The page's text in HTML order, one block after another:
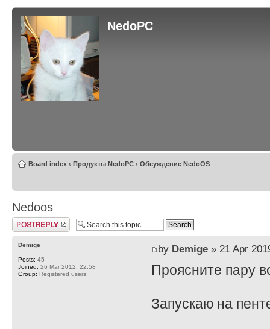
NedoPC
Board index ‹ Продукты NedoPC ‹ Обсуждение NedoOS
Nedoos
Post a reply
by Demige» 21 Apr
Проясните пару
Запускаю на
Demige
Posts: 45
Joined: 26 Mar 2012, 22:58
Group: Registered users